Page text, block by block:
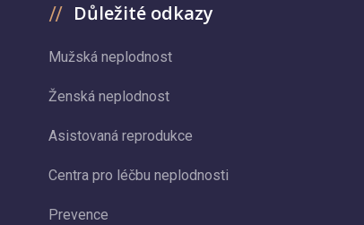
Důležité odkazy
Mužská neplodnost
Ženská neplodnost
Asistovaná reprodukce
Centra pro léčbu neplodnosti
Prevence